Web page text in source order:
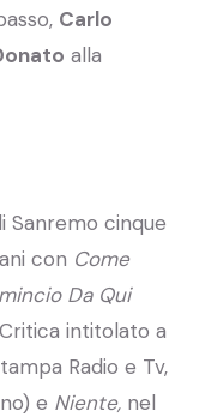
Carlo
alla
Sanremo cinque
con Come
Da Qui
intitolato a
Radio e Tv,
e Niente, nel